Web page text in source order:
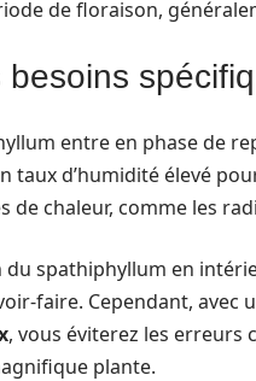
de floraison,
besoins
entre en phase de
taux d’humidité élevé
de chaleur, comme les
spathiphyllum en
faire. Cependant, avec
, vous éviterez les erreurs
plante.